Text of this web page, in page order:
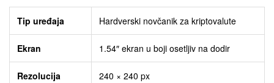
Tip uređaja Hardverski novčanik za kriptovalute
Ekran 1.54″ ekran u boji osetljiv na dodir
Rezolucija 240 × 240 px